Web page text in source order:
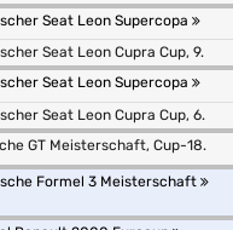
Seat Leon Supercopa
Seat Leon Cupra Cup, 9.
Seat Leon Supercopa
Seat Leon Cupra Cup, 6.
GT Meisterschaft, Cup-18.
Formel 3 Meisterschaft